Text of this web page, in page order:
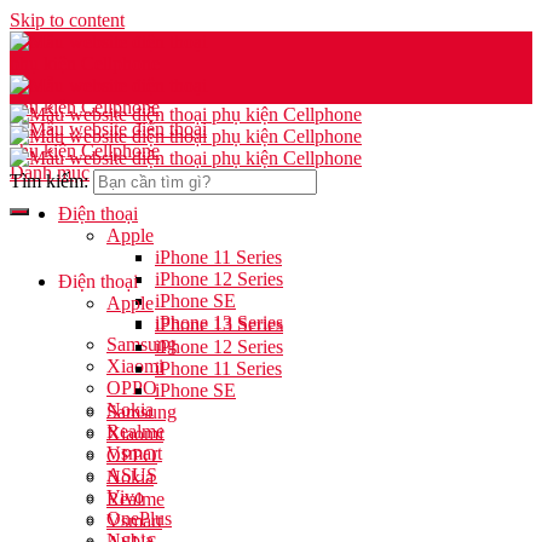
Skip to content
Danh mục
Điện thoại
Apple
iPhone 11 Series
iPhone 12 Series
iPhone SE
iPhone 13 Series
Samsung
Xiaomi
OPPO
Nokia
Realme
Vsmart
ASUS
Vivo
OnePlus
Tìm kiếm:
Điện thoại
Apple
iPhone 13 Series
iPhone 12 Series
iPhone 11 Series
iPhone SE
Samsung
Xiaomi
OPPO
Nokia
Realme
Vsmart